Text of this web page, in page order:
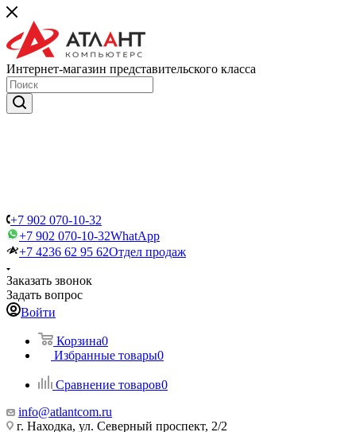
Интернет-магазин представительского класса
+7 902 070-10-32
+7 902 070-10-32WhatApp
+7 4236 62 95 62Отдел продаж
Заказать звонок
Задать вопрос
Войти
Корзина0
Избранные товары0
Сравнение товаров0
info@atlantcom.ru
г. Находка, ул. Северный проспект, 2/2